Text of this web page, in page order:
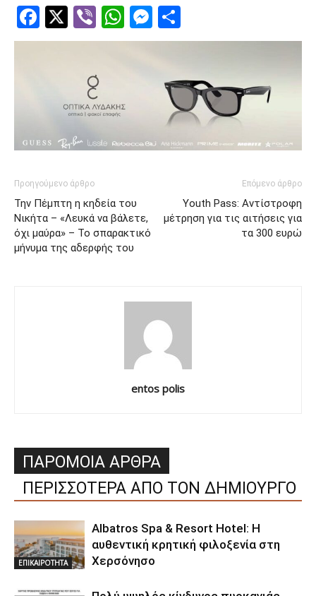
Facebook
Twitter
ViberWhatsApp
Messenger
Προηγούμενο άρθρο
Την Πέμπτη η κηδεία του
Νικήτα – «Λευκά να βάλετε,
όχι μαύρα» – Το σπαρακτικό
μήνυμα της αδερφής του
Επόμενο άρθρο
Youth Pass: Αντίστροφη
μέτρηση για τις αιτήσεις για
τα 300 ευρώ
entos polis
ΠΑΡΟΜΟΙΑ ΑΡΘΡΑ
ΠΕΡΙΣΣΟΤΕΡΑ ΑΠΟ ΤΟΝ ΔΗΜΙΟΥΡΓΟ
ΕΠΙΚΑΙΡΟΤΗΤΑ
Albatros Spa & Resort Hotel: Η
αυθεντική κρητική φιλοξενία στη
Χερσόνησο